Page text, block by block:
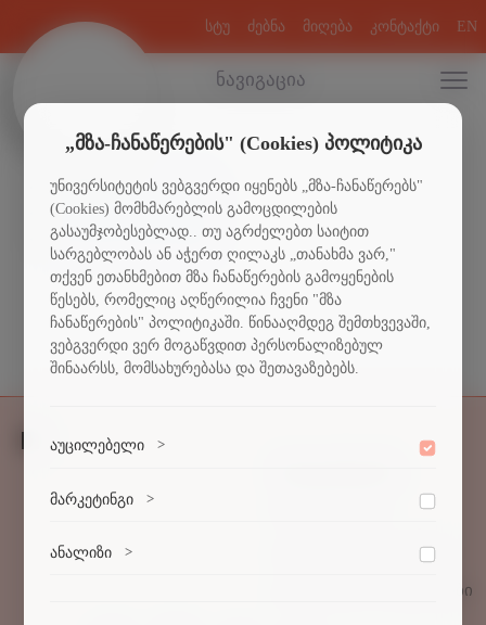
სტუ ძებნა მიღება კონტაქტი EN
ნავიგაცია
2018 წლის ანგარიში
2019 წლის ანგარიში
2020 წლის ანგარიში
კულტურა და სპორტი
გაცვლითი პროგრამები
„მზა-ჩანაწერების" (Cookies) პოლიტიკა
უნივერსიტეტის ვებგვერდი იყენებს „მზა-ჩანაწერებს"
(Cookies) მომხმარებლის გამოცდილების
გასაუმჯობესებლად.. თუ აგრძელებთ საიტით
სარგებლობას ან აჭერთ ღილაკს „თანახმა ვარ,"
თქვენ ეთანხმებით მზა ჩანაწერების გამოყენების
წესებს, რომელიც აღწერილია ჩვენი "მზა
ჩანაწერების" პოლიტიკაში. წინააღმდეგ შემთხვევაში,
ვებგვერდი ვერ მოგაწვდით პერსონალიზებულ
შინაარსს, მომსახურებასა და შეთავაზებებს.
აუცილებელი >
ვებსაიტის გამართული ფუნქციონირებისთვის
აუცილებელი ქუქი-ფაილები.
მარკეტინგი >
მარკეტინგული ქუქი-ფაილები გვეხმარება
პერსონალიზებული კონტენტისა და რეკლამების
ანალიზი >